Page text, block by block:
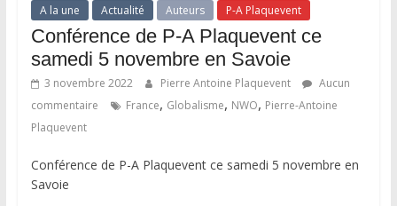
A la une Actualité Auteurs P-A Plaquevent
Conférence de P-A Plaquevent ce
samedi 5 novembre en Savoie
3 novembre 2022 Pierre Antoine Plaquevent
Aucun
commentaire
France, Globalisme, NWO, Pierre-Antoine
Plaquevent
Conférence de P-A Plaquevent ce samedi 5 novembre en
Savoie